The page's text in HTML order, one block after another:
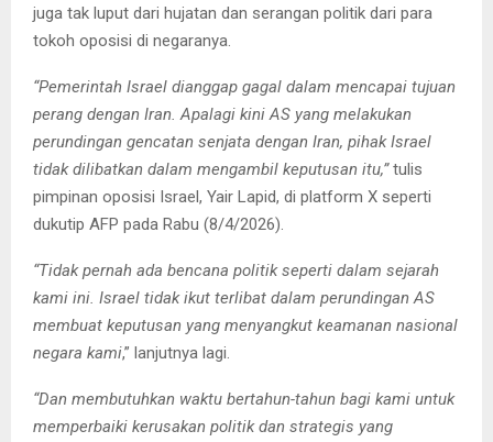
juga tak luput dari hujatan dan serangan politik dari para
tokoh oposisi di negaranya.
“Pemerintah Israel dianggap gagal dalam mencapai tujuan
perang dengan Iran. Apalagi kini AS yang melakukan
perundingan gencatan senjata dengan Iran, pihak Israel
tidak dilibatkan dalam mengambil keputusan itu,”tulis
pimpinan oposisi Israel, Yair Lapid, di platform X seperti
dukutip AFP pada Rabu (8/4/2026).
“Tidak pernah ada bencana politik seperti dalam sejarah
kami ini. Israel tidak ikut terlibat dalam perundingan AS
membuat keputusan yang menyangkut keamanan nasional
negara kami,” lanjutnya lagi.
“Dan membutuhkan waktu bertahun-tahun bagi kami untuk
memperbaiki kerusakan politik dan strategis yang